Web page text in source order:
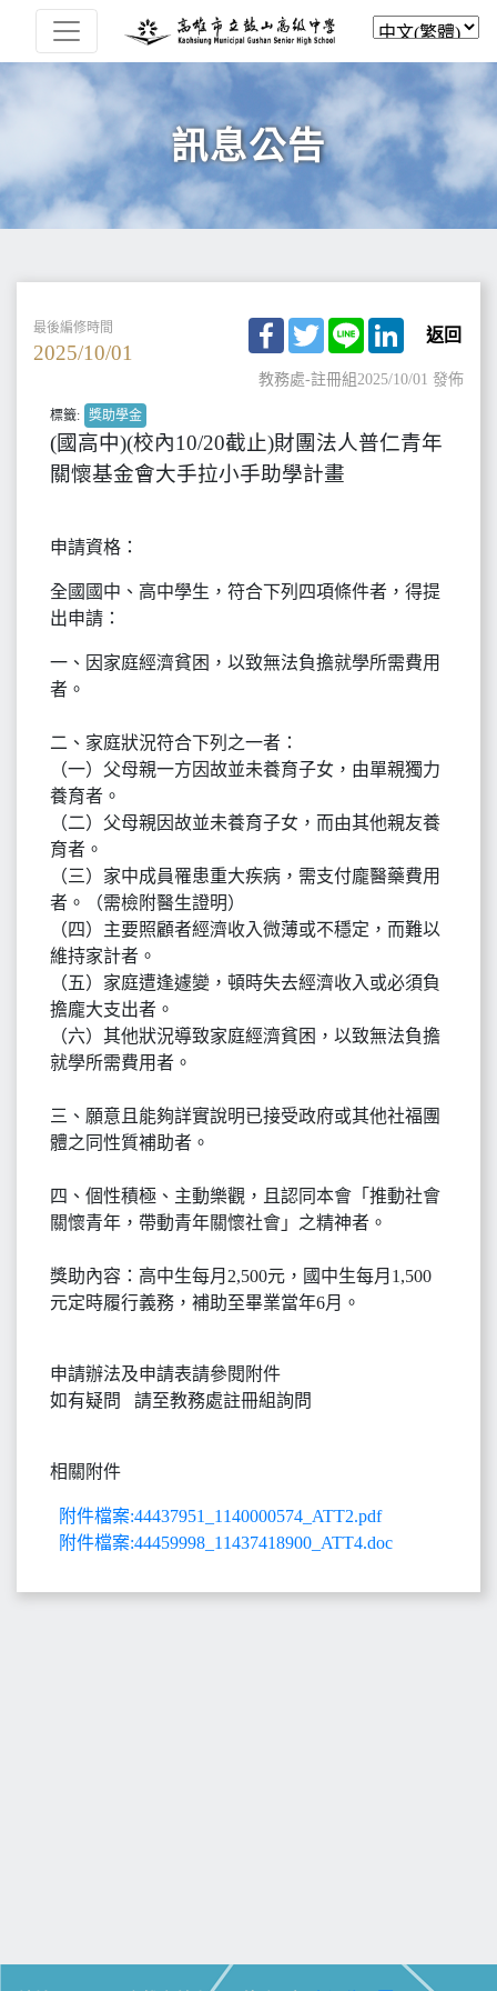
訊息公告
最後編修時間
2025/10/01
Facebook
TwitterLine LinkedIn
返回
教務處-註冊組2025/10/01 發佈
標籤: 獎助學金
(國高中)(校內10/20截止)財團法人普仁青年
關懷基金會大手拉小手助學計畫
申請資格：
全國國中、高中學生，符合下列四項條件者，得提
出申請：
一、因家庭經濟貧困，以致無法負擔就學所需費用
者。
二、家庭狀況符合下列之一者：
（一）父母親一方因故並未養育子女，由單親獨力
養育者。
（二）父母親因故並未養育子女，而由其他親友養
育者。
（三）家中成員罹患重大疾病，需支付龐醫藥費用
者。（需檢附醫生證明）
（四）主要照顧者經濟收入微薄或不穩定，而難以
維持家計者。
（五）家庭遭逢遽變，頓時失去經濟收入或必須負
擔龐大支出者。
（六）其他狀況導致家庭經濟貧困，以致無法負擔
就學所需費用者。
三、願意且能夠詳實說明已接受政府或其他社福團
體之同性質補助者。
四、個性積極、主動樂觀，且認同本會「推動社會
關懷青年，帶動青年關懷社會」之精神者。
獎助內容：高中生每月2,500元，國中生每月1,500
元定時履行義務，補助至畢業當年6月。
申請辦法及申請表請參閱附件
如有疑問 請至教務處註冊組詢問
相關附件
附件檔案:44437951_1140000574_ATT2.pdf
附件檔案:44459998_11437418900_ATT4.doc